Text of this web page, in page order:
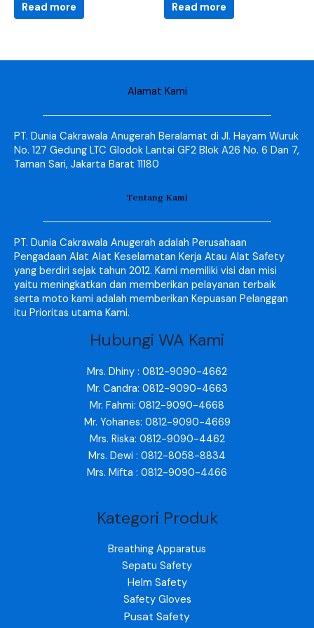
Read more Read more
Alamat Kami
PT. Dunia Cakrawala Anugerah Beralamat di Jl. Hayam Wuruk
No. 127 Gedung LTC Glodok Lantai GF2 Blok A26 No. 6 Dan 7,
Taman Sari, Jakarta Barat 11180
Tentang Kami
PT. Dunia Cakrawala Anugerah adalah Perusahaan
Pengadaan Alat Alat Keselamatan Kerja Atau Alat Safety
yang berdiri sejak tahun 2012. Kami memiliki visi dan misi
yaitu meningkatkan dan memberikan pelayanan terbaik
serta moto kami adalah memberikan Kepuasan Pelanggan
itu Prioritas utama Kami.
Hubungi WA Kami
Mrs. Dhiny : 0812-9090-4662
Mr. Candra: 0812-9090-4663
Mr. Fahmi: 0812-9090-4668
Mr. Yohanes: 0812-9090-4669
Mrs. Riska: 0812-9090-4462
Mrs. Dewi : 0812-8058-8834
Mrs. Mifta : 0812-9090-4466
Kategori Produk
Breathing Apparatus
Sepatu Safety
Helm Safety
Safety Gloves
Pusat Safety